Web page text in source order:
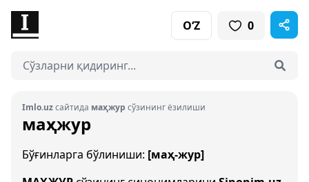
O‘Z 0
Imlo.uzсайтида маҳжур сўзининг ёзилиши
маҳжур
Бўғинларга бўлиниши: [маҳ-жур]